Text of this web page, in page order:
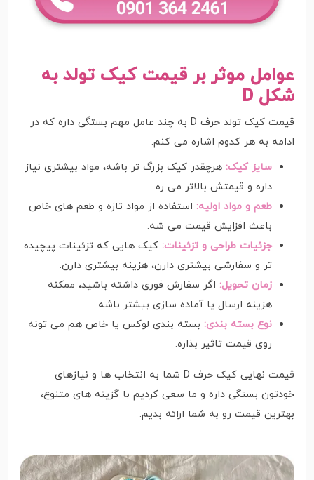
عوامل موثر بر قیمت کیک تولد به
شکل D
قیمت کیک تولد حرف D به چند عامل مهم بستگی داره که در
ادامه به هر کدوم اشاره می کنم.
سایز کیک: هرچقدر کیک بزرگ تر باشه، مواد بیشتری نیاز
داره و قیمتش بالاتر می ره.
طعم و مواد اولیه: استفاده از مواد تازه و طعم های خاص
باعث افزایش قیمت می شه.
جزئیات طراحی و تزئینات: کیک هایی که تزئینات پیچیده
تر و سفارشی بیشتری دارن، هزینه بیشتری دارن.
زمان تحویل: اگر سفارش فوری داشته باشید، ممکنه
هزینه ارسال یا آماده سازی بیشتر باشه.
نوع بسته بندی: بسته بندی لوکس یا خاص هم می تونه
روی قیمت تاثیر بذاره.
قیمت نهایی کیک حرف D شما به انتخاب ها و نیازهای
خودتون بستگی داره و ما سعی کردیم با گزینه های متنوع،
بهترین قیمت رو به شما ارائه بدیم.